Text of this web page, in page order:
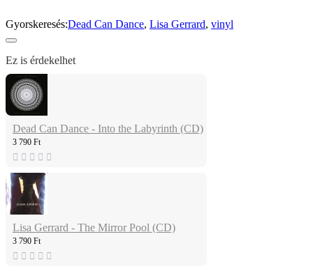
Gyorskeresés:Dead Can Dance, Lisa Gerrard, vinyl
Ez is érdekelhet
Dead Can Dance - Into the Labyrinth (CD)
3 790 Ft
Lisa Gerrard - The Mirror Pool (CD)
3 790 Ft